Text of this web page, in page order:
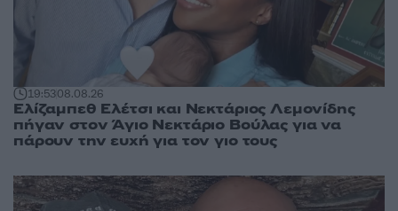
19:5308.08.26
Ελίζαμπεθ Ελέτσι και Νεκτάριος Λεμονίδης
πήγαν στον Άγιο Νεκτάριο Βούλας για να
πάρουν την ευχή για τον γιο τους